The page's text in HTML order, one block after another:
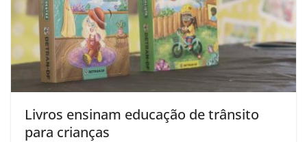
Livros ensinam educação de trânsito
para crianças